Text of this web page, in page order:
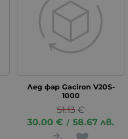
Лед фар Gaciron V20S-
1000
51.13€
30.00 € / 58.67 лв.